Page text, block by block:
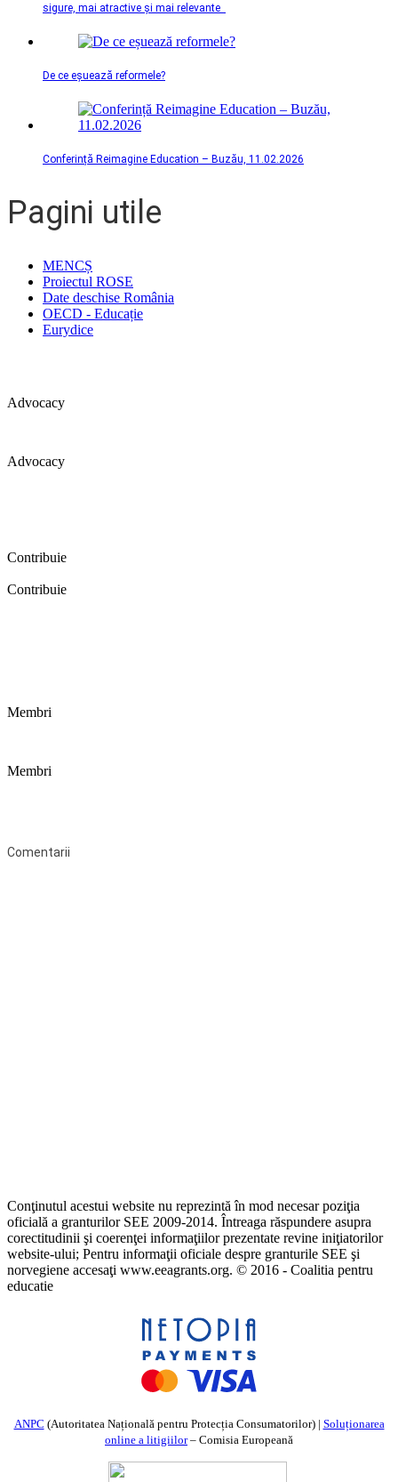
sigure, mai atractive și mai relevante
De ce eșuează reformele?
Conferință Reimagine Education – Buzău, 11.02.2026
Pagini utile
MENCȘ
Proiectul ROSE
Date deschise România
OECD - Educație
Eurydice
Advocacy
Advocacy
Contribuie
Contribuie
Membri
Membri
Comentarii
Conţinutul acestui website nu reprezintă în mod necesar poziţia
oficială a granturilor SEE 2009-2014. Întreaga răspundere asupra
corectitudinii şi coerenţei informaţiilor prezentate revine iniţiatorilor
website-ului; Pentru informaţii oficiale despre granturile SEE şi
norvegiene accesaţi www.eeagrants.org. © 2016 - Coalitia pentru
educatie
ANPC (Autoritatea Națională pentru Protecția Consumatorilor) | Soluționarea
online a litigiilor– Comisia Europeană